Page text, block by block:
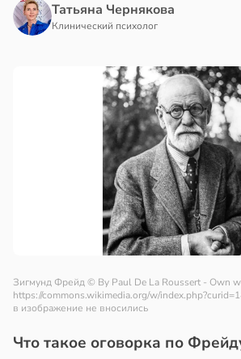
Татьяна Чернякова
Клинический психолог
Зигмунд Фрейд© By Paul De La Roussert - Own
https://commons.wikimedia.org/w/
в изображение не вносились
Что такое оговорка по